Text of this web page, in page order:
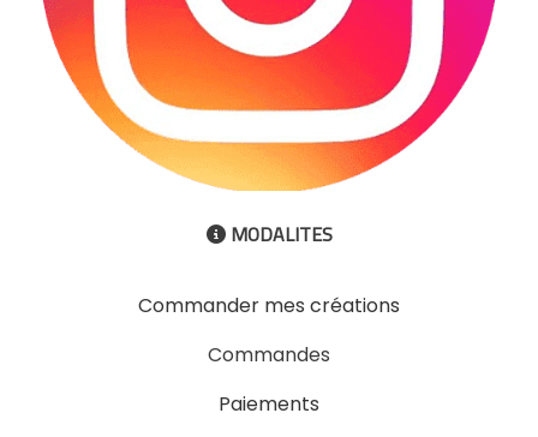
 MODALITES
Commander mes créations
Commandes
Paiements